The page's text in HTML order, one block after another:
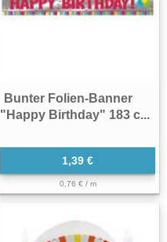
Bunter Folien-Banner
"Happy Birthday" 183 c...
1,39 €
0,76 € / m